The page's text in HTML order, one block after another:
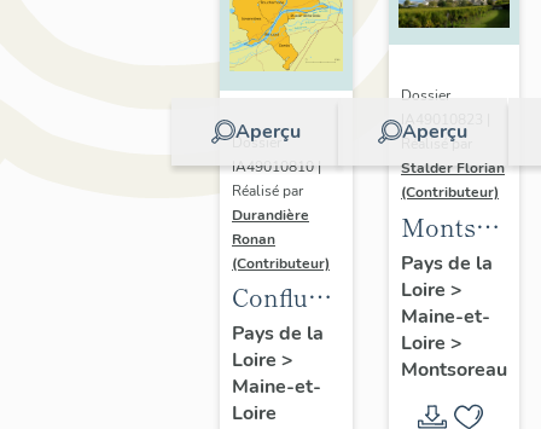
Aperçu
Dossier
IA49010810 |
Réalisé par
Durandière
Ronan
(Contributeur)
Confluence
Maine-
Loire :
présentation
Pays de la
Loire >
Maine-et-
Loire
Aperçu
Dossier
IA49010823 |
Réalisé par
Stalder Florian
(Contributeur)
Montsoreau
:
de la
commune
Pays de la
Loire >
Maine-et-
Loire >
Montsoreau